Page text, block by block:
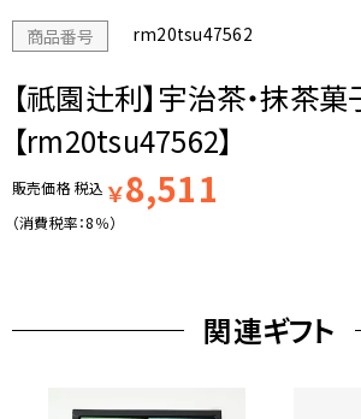
商品番号 rm20tsu47562
【祇園辻利】宇治茶・抹茶
【rm20tsu47562】
販売価格税込 ￥8,511
（消費税率：8％）
関連ギフト